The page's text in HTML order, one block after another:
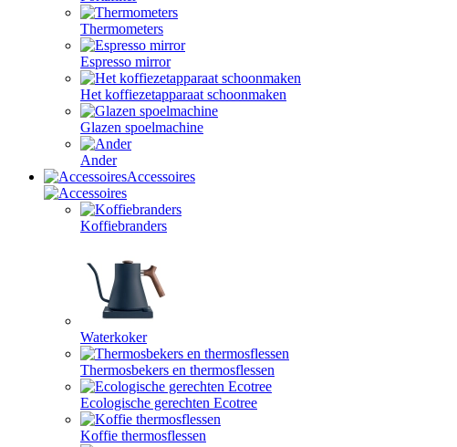
Thermometers
Espresso mirror
Het koffiezetapparaat schoonmaken
Glazen spoelmachine
Ander
Accessoires
Koffiebranders
Waterkoker
Thermosbekers en thermosflessen
Ecologische gerechten Ecotree
Koffie thermosflessen